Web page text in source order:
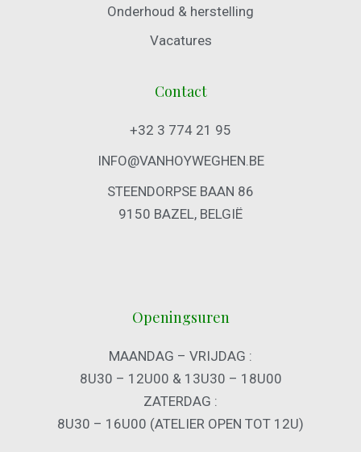
Onderhoud & herstelling
Vacatures
Contact
+32 3 774 21 95
INFO@VANHOYWEGHEN.BE
STEENDORPSE BAAN 86
9150 BAZEL, BELGIË
Openingsuren
MAANDAG – VRIJDAG :
8U30 – 12U00 & 13U30 – 18U00
ZATERDAG :
8U30 – 16U00 (ATELIER OPEN TOT 12U)